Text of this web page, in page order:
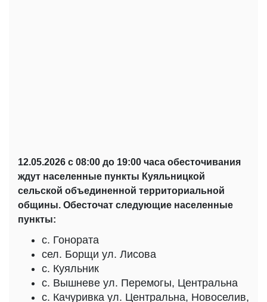
12.05.2026 с 08:00 до 19:00 часа обесточивания
ждут населенные пункты Куяльницкой
сельской объединенной территориальной
общины. Обесточат следующие населенные
пункты:
с. Гонората
сел. Борщи ул. Лисова
с. Куяльник
с. Вышневе ул. Перемогы, Центральна
с. Качуривка ул. Центральна, Новоселив,